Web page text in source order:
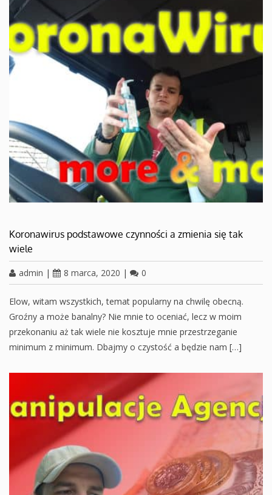
Koronawirus podstawowe czynności a zmienia się tak
wiele
admin | 8 marca, 2020 | 0
Elow, witam wszystkich, temat popularny na chwilę obecną.
Groźny a może banalny? Nie mnie to oceniać, lecz w moim
przekonaniu aż tak wiele nie kosztuje mnie przestrzeganie
minimum z minimum. Dbajmy o czystość a będzie nam […]